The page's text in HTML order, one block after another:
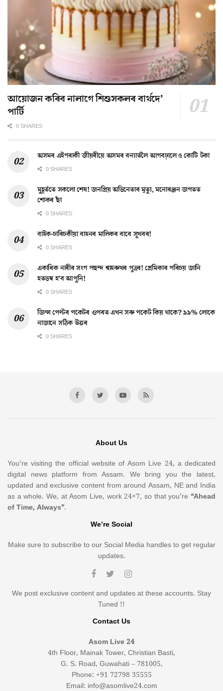
আয়োজন কৰিব নালাগে শিশুসকলৰ বাৰ্থদে’
পাৰ্টি
0 SHARES
অসমৰ এইগৰাকী জীয়ৰীয়ে অসমৰ বন্যাৰ্তলৈ আগবঢ়ালে ৫ কোটি টকা
0 SHARES
মুহূৰ্ততে সকলো শেষ! জনপ্ৰিয় অভিনেতাৰ মৃত্যু, মনোৰঞ্জন জগতত
শোকৰ ছাঁ
0 SHARES
বাইক-চাৰিচকীয়া বাহনৰ মালিকৰ বাবে সুখবৰ!
0 SHARES
একাধিক নাৰীৰ সংগ পছন্দ শ্বাহৰুখৰ পুত্ৰৰ! প্ৰেমিকাৰ পৰিচয় জানি
হতভম্ব হ’ব আপুনি!
0 SHARES
জিন্স পেণ্টৰ পকেটৰ ওপৰত এখন সৰু পকেট কিয় থাকে? ৯৯% লোকে
নাজানে সঠিক উত্তৰ
0 SHARES
About Us
You’re visiting the official website of Asom Live 24, a dedicated
digital news platform from Assam. We bring you the latest,
updated and exclusive content from around Assam, NE and India
as a whole. We, at Asom Live, work 24×7, so that you’re “Ahead
of Time, Always”.
We’re Social
Make sure to subscribe to our Social Media handles to get regular
updates.
We post exclusive content and updates at these accounts. Stay
Tuned !!
Contact Us
Asom Live 24
4th Floor, Mainak Tower, Christian Basti,
G. S. Road, Guwahati – 781005,
Phone: +91 72798 35555
Email: info@asomlive24.com